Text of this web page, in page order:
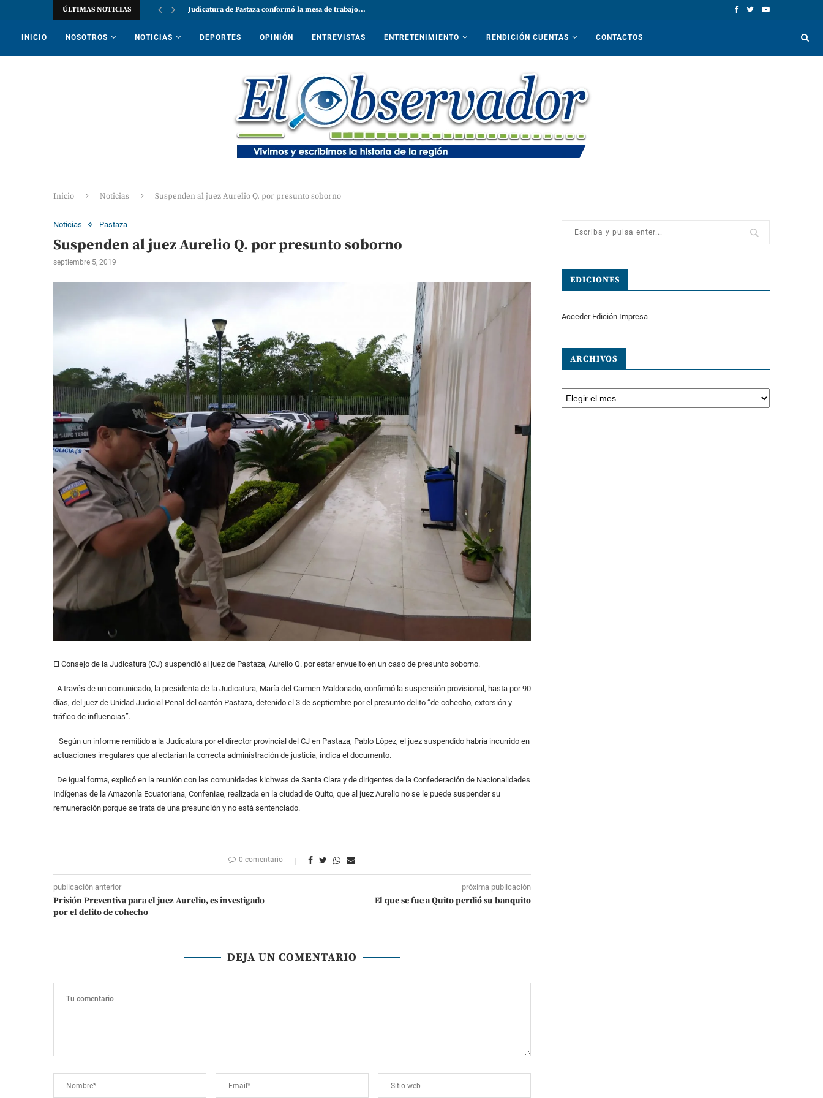
ÚLTIMAS NOTICIAS Judicatura de Pastaza conformó la mesa de trabajo...
INICIO NOSOTROS NOTICIAS DEPORTES OPINIÓN ENTREVISTAS ENTRETENIMIENTO RENDICIÓN CUENTAS CONTACTOS
Inicio Noticias Suspenden al juez Aurelio Q. por presunto soborno
Noticias Pastaza
Suspenden al juez Aurelio Q. por presunto soborno
septiembre 5, 2019
El Consejo de la Judicatura (CJ) suspendió al juez de Pastaza, Aurelio Q. por estar envuelto en un caso de presunto soborno.
A través de un comunicado, la presidenta de la Judicatura, María del Carmen Maldonado, confirmó la suspensión provisional, hasta por 90
días, del juez de Unidad Judicial Penal del cantón Pastaza, detenido el 3 de septiembre por el presunto delito “de cohecho, extorsión y
tráfico de influencias”.
Según un informe remitido a la Judicatura por el director provincial del CJ en Pastaza, Pablo López, el juez suspendido habría incurrido en
actuaciones irregulares que afectarían la correcta administración de justicia, indica el documento.
De igual forma, explicó en la reunión con las comunidades kichwas de Santa Clara y de dirigentes de la Confederación de Nacionalidades
Indígenas de la Amazonía Ecuatoriana, Confeniae, realizada en la ciudad de Quito, que al juez Aurelio no se le puede suspender su
remuneración porque se trata de una presunción y no está sentenciado.
0 comentario
publicación anterior
Prisión Preventiva para el juez Aurelio, es investigado
por el delito de cohecho
próxima publicación
El que se fue a Quito perdió su banquito
DEJA UN COMENTARIO
EDICIONES
Acceder Edición Impresa
ARCHIVOS